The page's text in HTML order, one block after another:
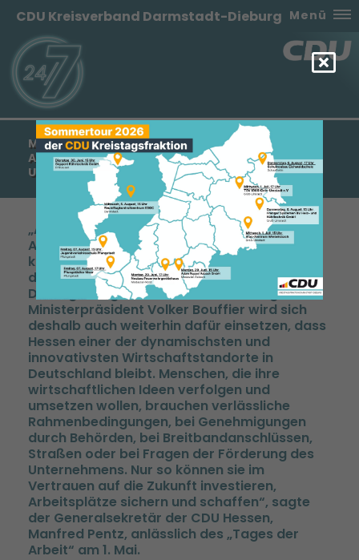
CDU Kreisverband Darmstadt-Dieburg Menü
MANFRED PENTZ: CDU STEHT AN DER SEITE DER
ARBEITNEHMERINNEN UND ARBEITNEHMER IN
UNSEREM LAND
Als CDU stehen wir an der Seite der
Arbeitnehmerinnen und Arbeitnehmer. Wir
kämpfen aber auch weiterhin für diejenigen,
die bisher noch nicht in Beschäftigung sind.
Die Regierungskoalition unter Führung von
Ministerpräsident Volker Bouffier wird sich
deshalb auch weiterhin dafür einsetzen, dass
Hessen einer der dynamischsten und
innovativsten Wirtschaftstandorte in
Deutschland bleibt. Menschen, die ihre
wirtschaftlichen Ideen verfolgen und
umsetzen wollen, brauchen verlässliche
Rahmenbedingungen, bei Genehmigungen
durch Behörden, bei Breitbandanschlüssen,
Straßen oder bei Fragen der Förderung des
Unternehmens. Nur so können sie im
Vertrauen auf die Zukunft investieren,
Arbeitsplätze sichern und schaffen“, sagte
der Generalsekretär der CDU Hessen,
Manfred Pentz, anlässlich des „Tages der
Arbeit“ am 1. Mai.